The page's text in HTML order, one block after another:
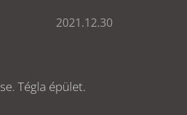
2021.12.30
Tégla épület.